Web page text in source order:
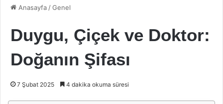
Anasayfa /Genel
Duygu, Çiçek ve Doktor:
Doğanın Şifası
7 Şubat 2025 4 dakika okuma süresi